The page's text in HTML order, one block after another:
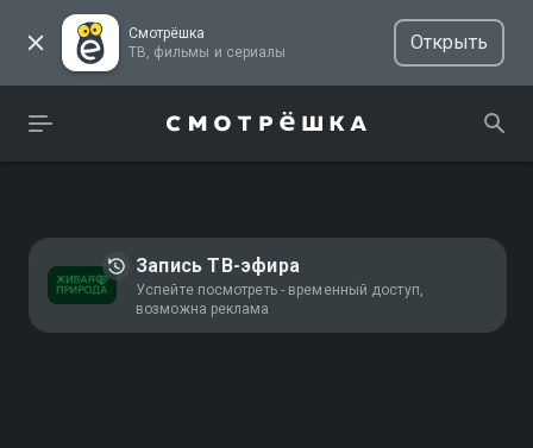
Смотрёшка
ТВ, фильмы и сериалы
Открыть
Запись ТВ-эфира
Успейте посмотреть - временный доступ,
возможна реклама